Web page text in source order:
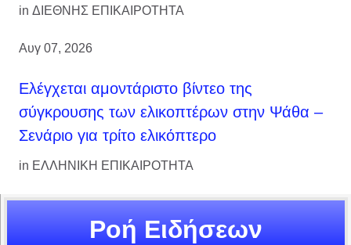
in ΔΙΕΘΝΗΣ ΕΠΙΚΑΙΡΟΤΗΤΑ
Αυγ 07, 2026
Ελέγχεται αμοντάριστο βίντεο της
σύγκρουσης των ελικοπτέρων στην Ψάθα –
Σενάριο για τρίτο ελικόπτερο
in ΕΛΛΗΝΙΚΗ ΕΠΙΚΑΙΡΟΤΗΤΑ
Ροή Ειδήσεων